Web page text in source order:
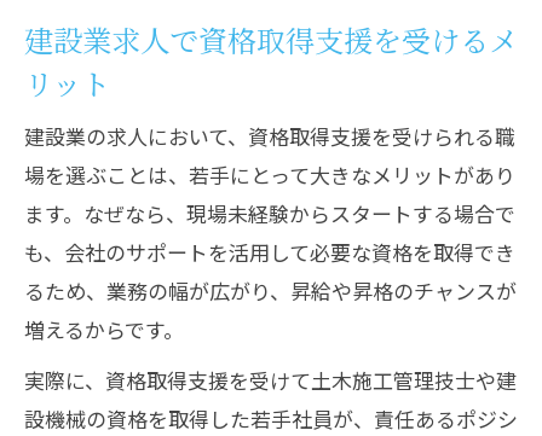
建設業求人で資格取得支援を受けるメ
リット
建設業の求人において、資格取得支援を受けられる職
場を選ぶことは、若手にとって大きなメリットがあり
ます。なぜなら、現場未経験からスタートする場合で
も、会社のサポートを活用して必要な資格を取得でき
るため、業務の幅が広がり、昇給や昇格のチャンスが
増えるからです。
実際に、資格取得支援を受けて土木施工管理技士や建
設機械の資格を取得した若手社員が、責任あるポジシ